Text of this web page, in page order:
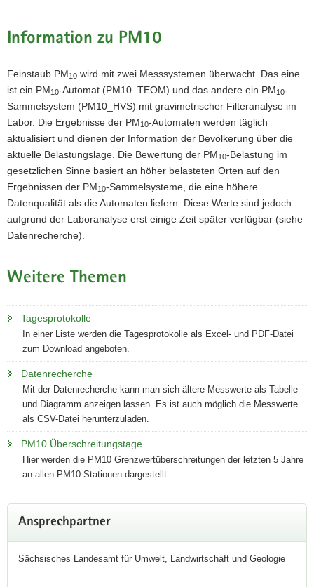
Information zu PM10
Feinstaub PM10 wird mit zwei Messsystemen überwacht. Das eine
ist ein PM10-Automat (PM10_TEOM) und das andere ein PM10-
Sammelsystem (PM10_HVS) mit gravimetrischer Filteranalyse im
Labor. Die Ergebnisse der PM10-Automaten werden täglich
aktualisiert und dienen der Information der Bevölkerung über die
aktuelle Belastungslage. Die Bewertung der PM10-Belastung im
gesetzlichen Sinne basiert an höher belasteten Orten auf den
Ergebnissen der PM10-Sammelsysteme, die eine höhere
Datenqualität als die Automaten liefern. Diese Werte sind jedoch
aufgrund der Laboranalyse erst einige Zeit später verfügbar (siehe
Datenrecherche).
Weitere Themen
Tagesprotokolle
In einer Liste werden die Tagesprotokolle als Excel- und PDF-Datei
zum Download angeboten.
Datenrecherche
Mit der Datenrecherche kann man sich ältere Messwerte als Tabelle
und Diagramm anzeigen lassen. Es ist auch möglich die Messwerte
als CSV-Datei herunterzuladen.
PM10 Überschreitungstage
Hier werden die PM10 Grenzwertüberschreitungen der letzten 5 Jahre
an allen PM10 Stationen dargestellt.
Information
Ansprechpartner
Sächsisches Landesamt für Umwelt, Landwirtschaft und Geologie